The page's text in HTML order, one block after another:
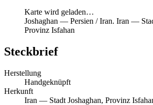
Karte wird geladen…
Joshaghan — Persien / Iran. Iran —
Provinz Isfahan
Steckbrief
Herstellung
Handgeknüpft
Herkunft
Iran — Stadt Joshaghan, Provinz